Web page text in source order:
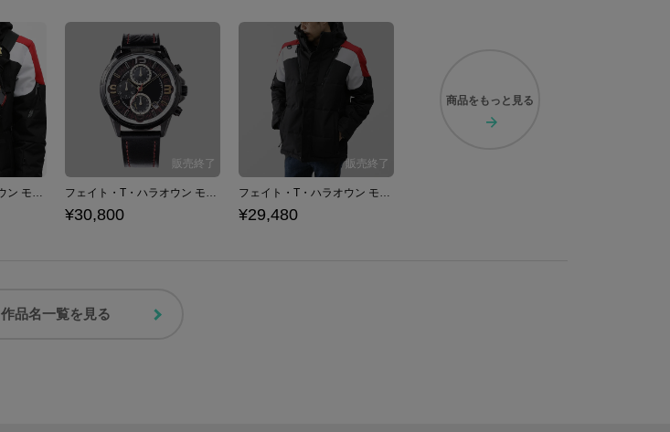
フェイト・T・ハラオウン モデル ボディバッグ 魔法少女リリカルなのは Detonation フェイト・T・ハラオウン モデル 腕時計 魔法少女リリカルなのは Detonation
¥30,800
フェイト・T・ハラオウン モデル ブルゾン 魔法少女リリカルなのは Detonation
¥29,480
商品を もっと見る
作品名一覧を見る